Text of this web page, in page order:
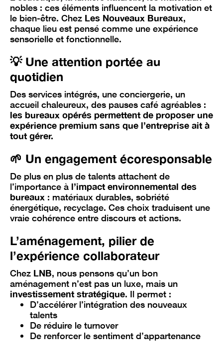
nobles : ces éléments influencent la motivation et
le bien-être. Chez Les Nouveaux Bureaux,
chaque lieu est pensé comme une expérience
sensorielle et fonctionnelle.
💡 Une attention portée au
quotidien
Des services intégrés, une conciergerie, un
accueil chaleureux, des pauses café agréables :
les bureaux opérés permettent de proposer une
expérience premium sans que l’entreprise ait à
tout gérer.
🌱 Un engagement écoresponsable
De plus en plus de talents attachent de
l’importance à l’impact environnemental des
bureaux : matériaux durables, sobriété
énergétique, recyclage. Ces choix traduisent une
vraie cohérence entre discours et actions.
L’aménagement, pilier de
l’expérience collaborateur
Chez LNB, nous pensons qu’un bon
aménagement n’est pas un luxe, mais un
investissement stratégique. Il permet :
D’accélérer l’intégration des nouveaux
talents
De réduire le turnover
De renforcer le sentiment d’appartenance